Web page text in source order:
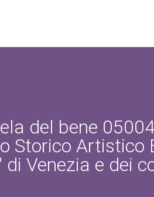
del bene
Storico Artistico
Venezia e dei